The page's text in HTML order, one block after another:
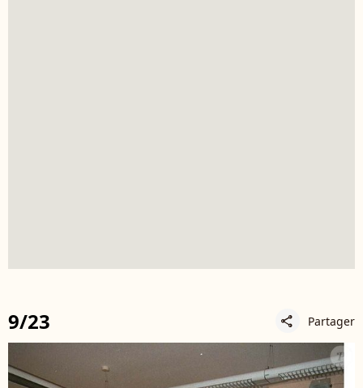
9/23 share Partager